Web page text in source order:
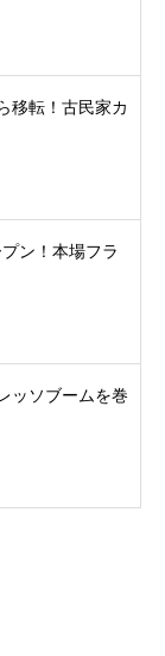
移転！古民家カ
ン！本場フラ
ッソブームを巻